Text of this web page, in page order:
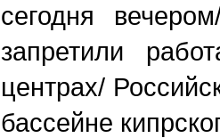
сегодня
запретили
центрах/
бассейне